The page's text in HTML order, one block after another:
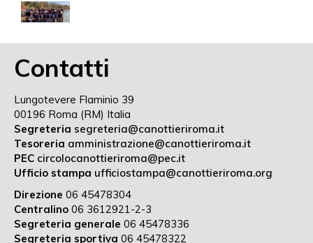
Contatti
Lungotevere Flaminio 39
00196 Roma (RM) Italia
Segreteria segreteria@canottieriroma.it
Tesoreria amministrazione@canottieriroma.it
PEC circolocanottieriroma@pec.it
Ufficio stampa ufficiostampa@canottieriroma.org
Direzione 06 45478304
Centralino 06 3612921-2-3
Segreteria generale 06 45478336
Segreteria sportiva 06 45478322